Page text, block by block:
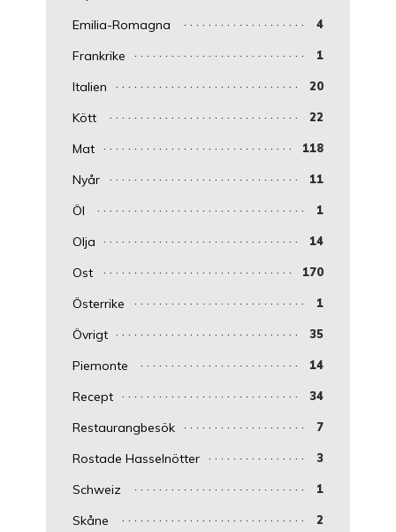
Emilia-Romagna
4
Frankrike 1
Italien 20
Kött 22
Mat 118
Nyår 11
Öl 1
Olja 14
Ost 170
Österrike 1
Övrigt 35
Piemonte 14
Recept 34
Restaurangbesök 7
Rostade Hasselnötter 3
Schweiz 1
Skåne 2